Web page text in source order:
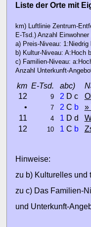
Liste der Orte mit
km) Luftlinie Zentrum-
E-Tsd.) Anzahl Einwohner
a) Preis-Niveau: 1:Niedrig
b) Kultur-Niveau: A:Hoch
c) Familien-Niveau:
Anzahl Unterkunft-
km E-Tsd. abc)
12
9 2 D c
• 7 2 C b »
11 4 1 D d
12 10 1 C b
Hinweise:
zu b) Kulturelles und
zu c) Das Familien-
und Unterkunft-